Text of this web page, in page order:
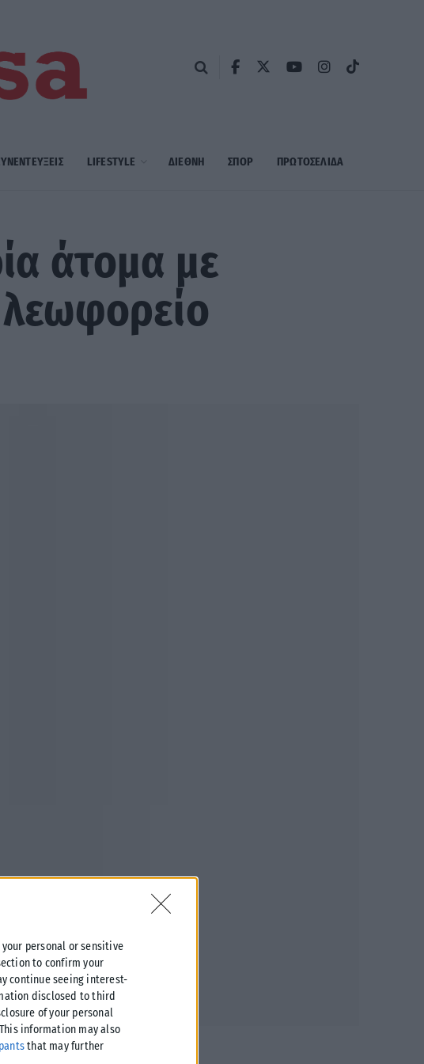
personal or sensitive
to confirm your
continue seeing interest-
disclosed to third
of your personal
information may also
that may further
LIFESTYLE ΔΙΕΘΝΗ ΣΠΟΡ ΠΡΩΤΟΣΈΛΙΔΑ
άτομα με